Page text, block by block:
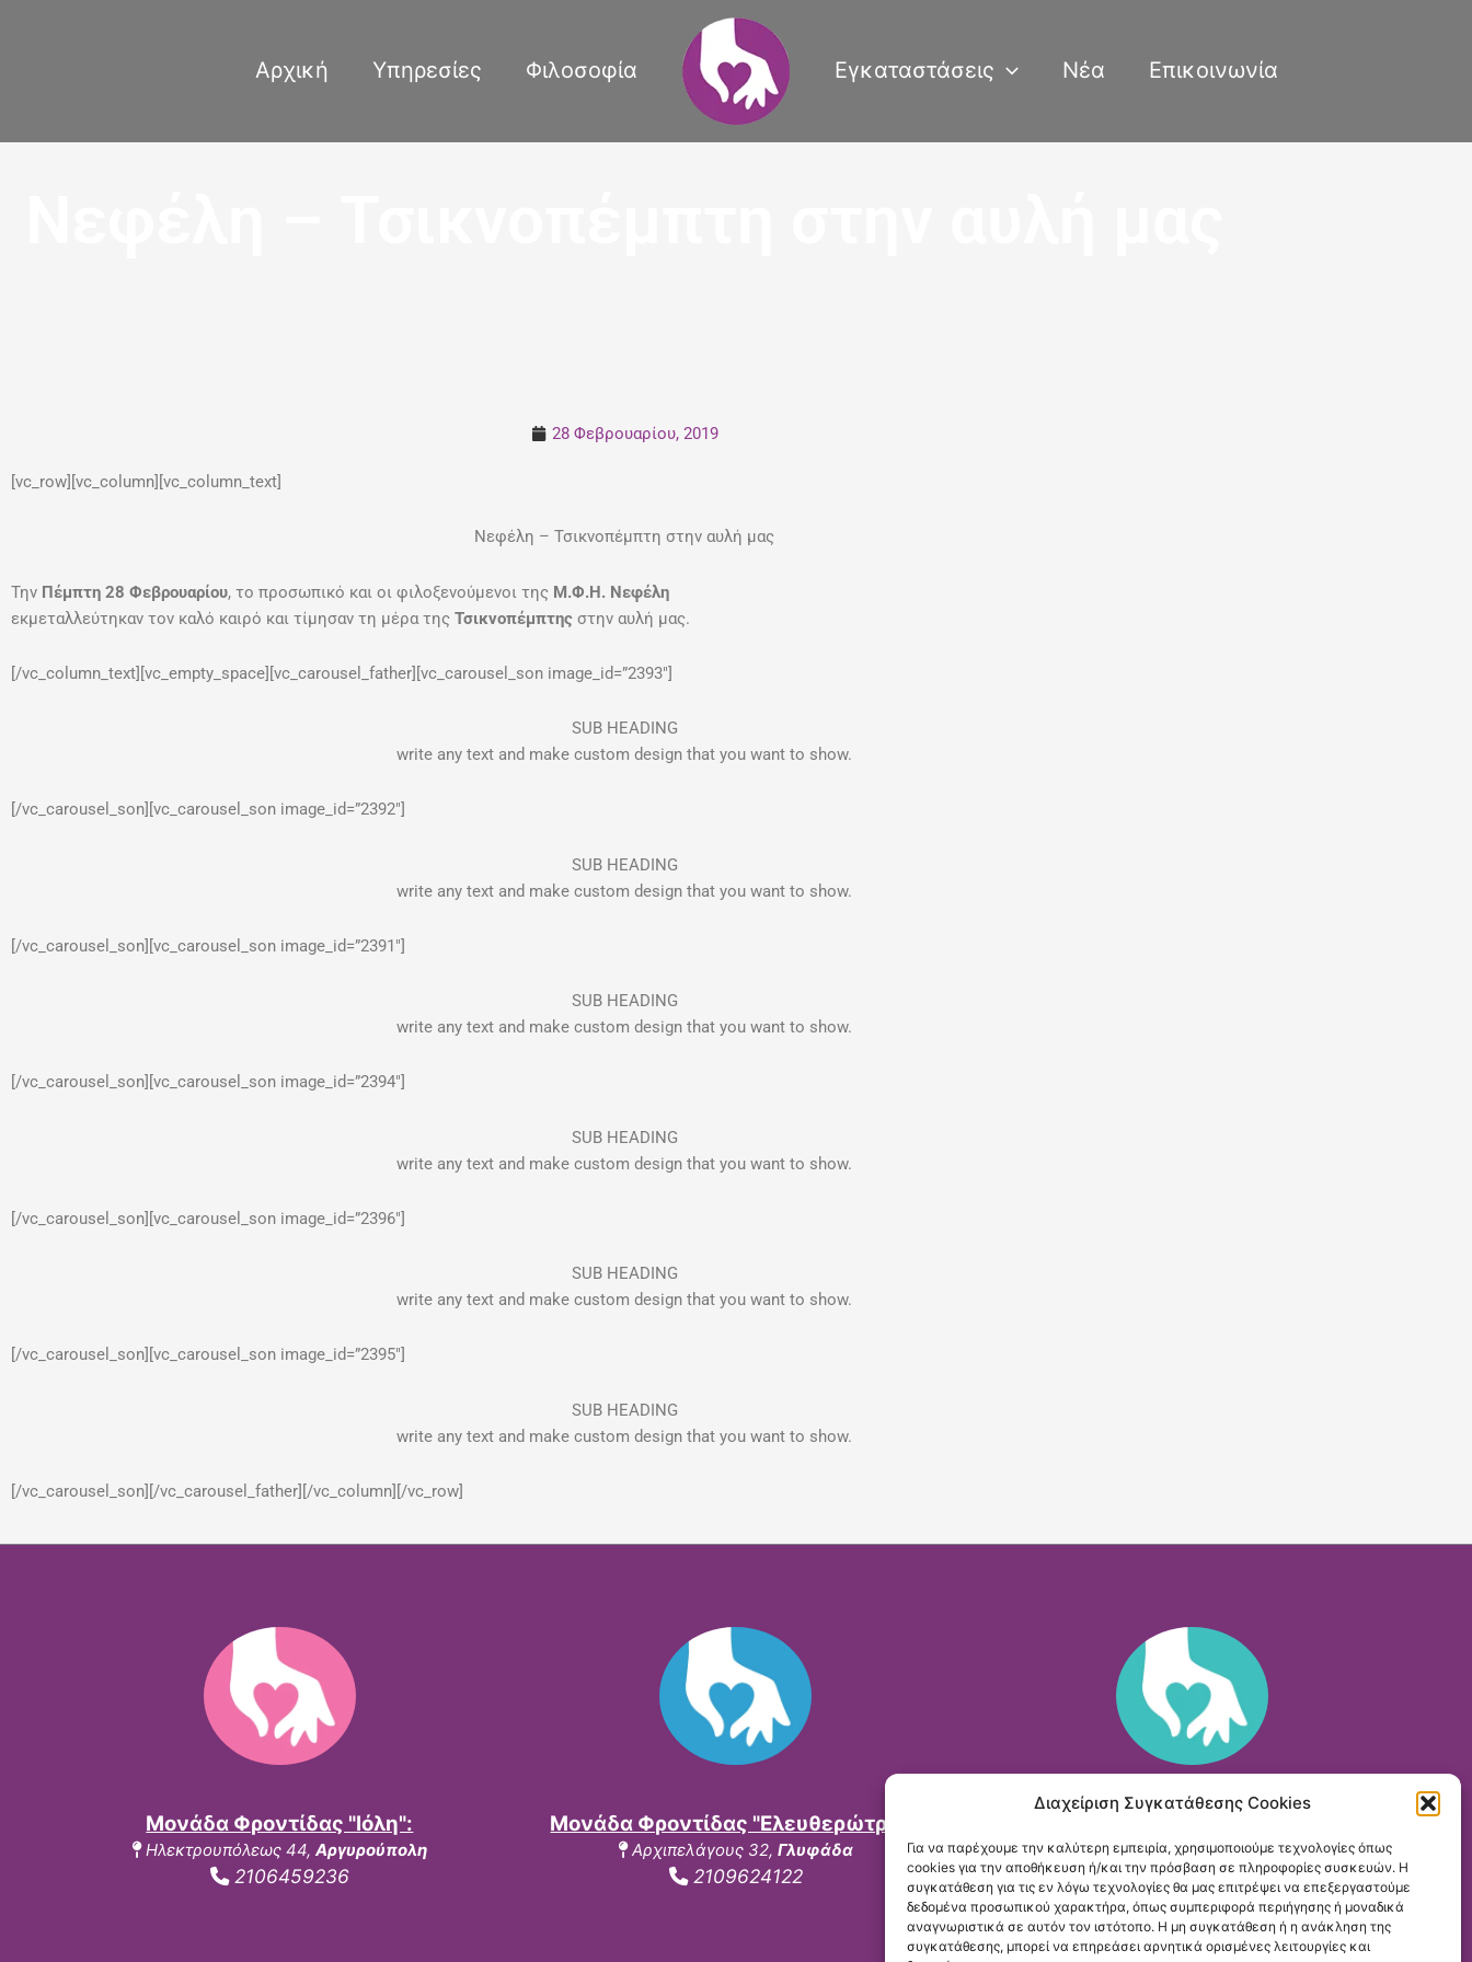
Διαχείριση Συγκατάθεσης Cookies
Για να παρέχουμε την καλύτερη εμπειρία, χρησιμοποιούμε τεχνολογίες όπως
cookies για την αποθήκευση ή/και την πρόσβαση σε πληροφορίες συσκευών. Η
συγκατάθεση για τις εν λόγω τεχνολογίες θα μας επιτρέψει να επεξεργαστούμε
δεδομένα προσωπικού χαρακτήρα, όπως συμπεριφορά περιήγησης ή μοναδικά
αναγνωριστικά σε αυτόν τον ιστότοπο. Η μη συγκατάθεση ή η ανάκληση της
συγκατάθεσης, μπορεί να επηρεάσει αρνητικά ορισμένες λειτουργίες και
Αρχική Υπηρεσίες Φιλοσοφία Εγκαταστάσεις Νέα Επικοινωνία
28 Φεβρουαρίου, 2019
[vc_row][vc_column][vc_column_text]
Νεφέλη – Τσικνοπέμπτη στην αυλή μας
Την Πέμπτη 28 Φεβρουαρίου, το προσωπικό και οι φιλοξενούμενοι της Μ.Φ.Η. Νεφέλη
εκμεταλλεύτηκαν τον καλό καιρό και τίμησαν τη μέρα της Τσικνοπέμπτης στην αυλή μας.
[/vc_column_text][vc_empty_space][vc_carousel_father][vc_carousel_son image_id=”2393″]
SUB HEADING
write any text and make custom design that you want to show.
[/vc_carousel_son][vc_carousel_son image_id=”2392″]
SUB HEADING
write any text and make custom design that you want to show.
[/vc_carousel_son][vc_carousel_son image_id=”2391″]
SUB HEADING
write any text and make custom design that you want to show.
[/vc_carousel_son][vc_carousel_son image_id=”2394″]
SUB HEADING
write any text and make custom design that you want to show.
[/vc_carousel_son][vc_carousel_son image_id=”2396″]
SUB HEADING
write any text and make custom design that you want to show.
[/vc_carousel_son][vc_carousel_son image_id=”2395″]
SUB HEADING
write any text and make custom design that you want to show.
[/vc_carousel_son][/vc_carousel_father][/vc_column][/vc_row]
Μονάδα Φροντίδας "Ιόλη":
Ηλεκτρουπόλεως 44,Αργυρούπολη
2106459236
Μονάδα Φροντίδας "Ελευθερώτρια":
Αρχιπελάγους 32,Γλυφάδα
2109624122
Αρχιμήδους 14,Γλυφάδα
2109630727